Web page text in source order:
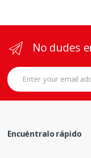
No dudes
Encuéntralo rápido